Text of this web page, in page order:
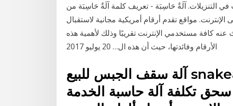
التنزيلات. آلَةٌ حَاسِبَة - تعريف كلمة آلَةٌ حَاسِبَة من
مواقع تقدم أرقام أمريكية مجانية لاستقبال
كافة مستخدمي الإنترنت تقريبًا وذلك لأهمية هذه
الأرقام وفائدتها، حيث أن هذه ال… 20 يوليو 2017
آلة سقف الجبس للبيع snakear. سطح آلة طحن في الهند
سحق تكلفة آلة حاسبة الخدمة